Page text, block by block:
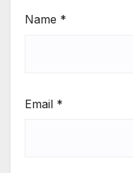
Name *
Email *